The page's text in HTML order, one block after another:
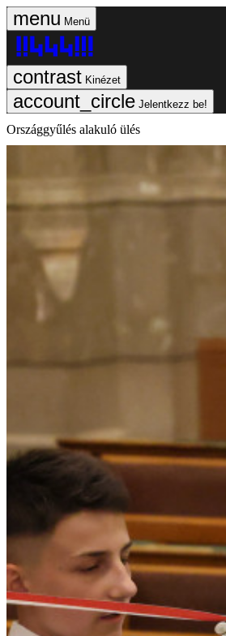
Menü
Kinézet
Jelentkezz be!
Országgyűlés alakuló ülés